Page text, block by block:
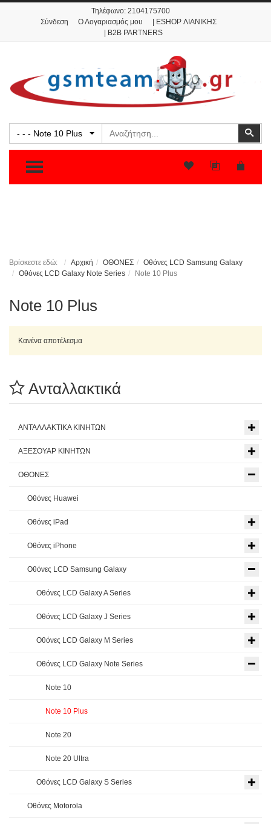
Τηλέφωνο: 2104175700
Σύνδεση
Ο Λογαριασμός μου
| ESHOP ΛΙΑΝΙΚΗΣ
| B2B PARTNERS
- - - Note 10 Plus
TOGGLE MENU
Βρίσκεστε εδώ: Αρχική ΟΘΟΝΕΣ
Οθόνες LCD Samsung Galaxy
Οθόνες LCD Galaxy Note Series
Note 10 Plus
Note 10 Plus
Κανένα αποτέλεσμα
Ανταλλακτικά
ΑΝΤΑΛΛΑΚΤΙΚΑ ΚΙΝΗΤΩΝ
ΑΞΕΣΟΥΑΡ ΚΙΝΗΤΩΝ
ΟΘΟΝΕΣ
Οθόνες Huawei
Οθόνες iPad
Οθόνες iPhone
Οθόνες LCD Samsung Galaxy
Οθόνες LCD Galaxy A Series
Οθόνες LCD Galaxy J Series
Οθόνες LCD Galaxy M Series
Οθόνες LCD Galaxy Note Series
Note 10
Note 10 Plus
Note 20
Note 20 Ultra
Οθόνες LCD Galaxy S Series
Οθόνες Motorola